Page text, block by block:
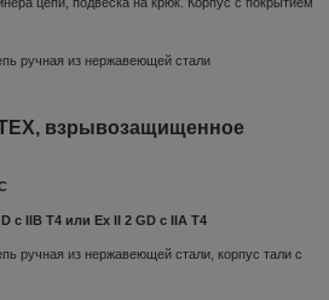
ручная из нержавеющей стали
взрывозащищенное
c IIB T4 или Ex II 2 GD c IIA T4
ручная из нержавеющей стали, корпус тали с